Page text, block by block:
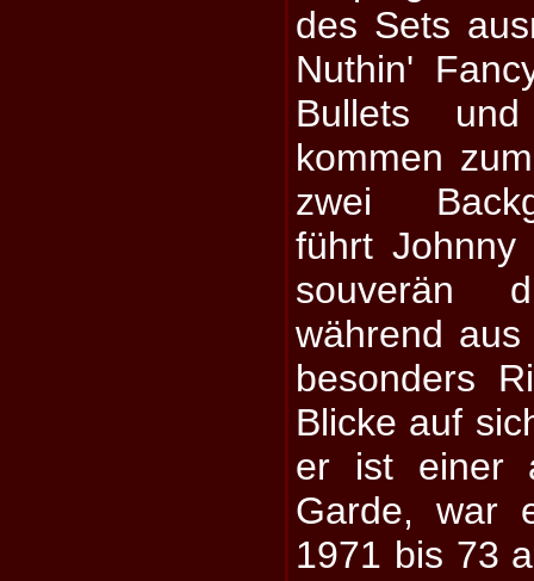
des Sets
Nuthin'
Bullets
kommen
zwei
führt
souverän
während
besonders
Blicke auf
er ist einer
Garde, war
1971 bis 73